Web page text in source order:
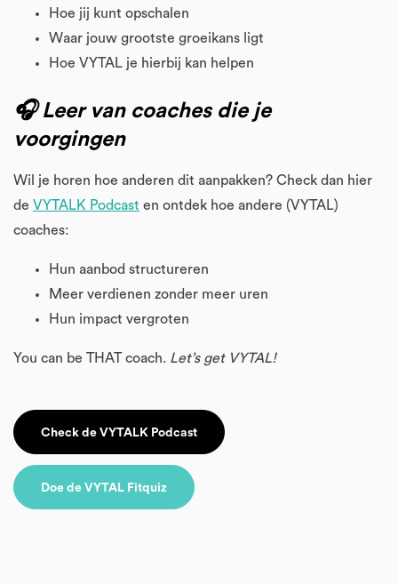
Hoe jij kunt opschalen
Waar jouw grootste groeikans ligt
Hoe VYTAL je hierbij kan helpen
🎧 Leer van coaches die je
voorgingen
Wil je horen hoe anderen dit aanpakken? Check dan hier
de VYTALK Podcast en ontdek hoe andere (VYTAL)
coaches:
Hun aanbod structureren
Meer verdienen zonder meer uren
Hun impact vergroten
You can be THAT coach. Let’s get VYTAL!
Check de VYTALK Podcast
Doe de VYTAL Fitquiz